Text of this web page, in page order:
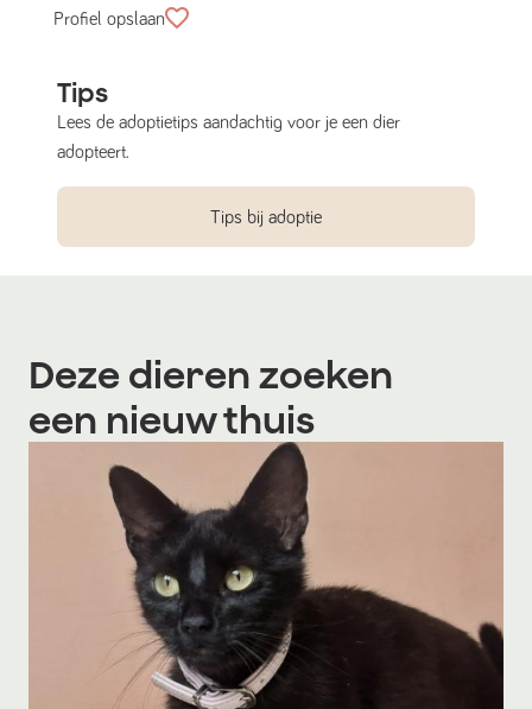
Profiel opslaan
Tips
Lees de adoptietips aandachtig voor je een dier
adopteert.
Tips bij adoptie
Deze dieren zoeken
een nieuw thuis